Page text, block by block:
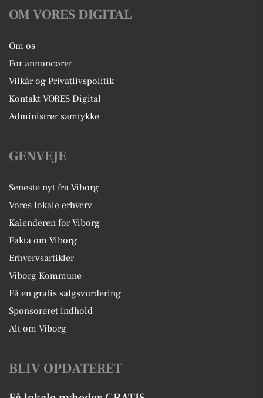
OM VORES DIGITAL
Om os
For annoncører
Vilkår og Privatlivspolitik
Kontakt VORES Digital
Administrer samtykke
GENVEJE
Seneste nyt fra Viborg
Vores lokale erhverv
Kalenderen for Viborg
Fakta om Viborg
Erhvervsartikler
Viborg Kommune
Få en gratis salgsvurdering
Sponsoreret indhold
Alt om Viborg
BLIV OPDATERET